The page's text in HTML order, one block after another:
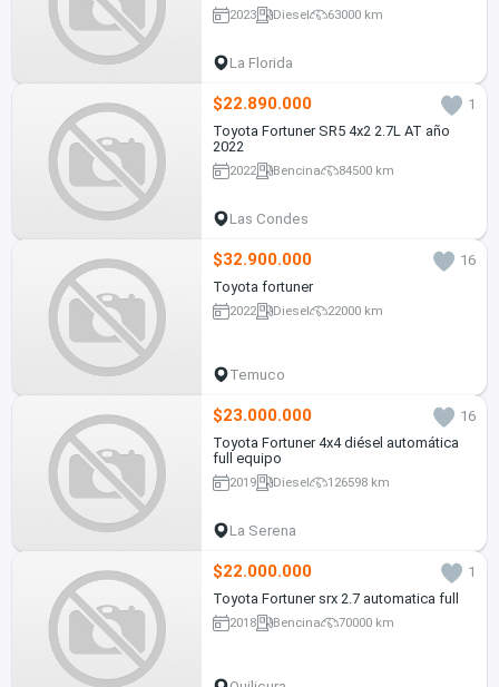
2023 Diesel 63000 km
La Florida
$22.890.000
1
Toyota Fortuner SR5 4x2 2.7L AT año
2022
2022 Bencina 84500 km
Las Condes
$32.900.000
16
Toyota fortuner
2022 Diesel 22000 km
Temuco
$23.000.000
16
Toyota Fortuner 4x4 diésel automática
full equipo
2019 Diesel 126598 km
La Serena
$22.000.000
1
Toyota Fortuner srx 2.7 automatica full
2018 Bencina 70000 km